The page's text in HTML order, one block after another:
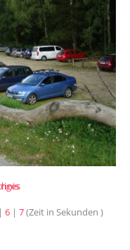
6| 7(Zeit in Sekunden )